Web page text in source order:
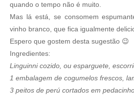
quando o tempo não é muito.
Mas lá está, se consomem
vinho branco, que fica igualmente
Espero que gostem desta sugestão 😉
Ingredientes:
Linguinni cozido, ou esparguete,
1 embalagem de cogumelos frescos,
3 peitos de perú cortados em